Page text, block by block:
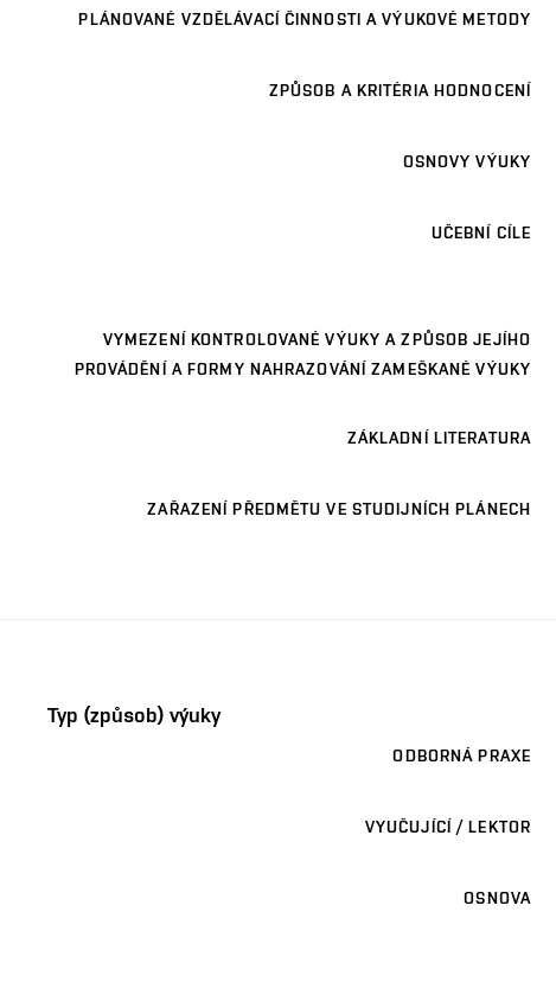
PLÁNOVANÉ VZDĚLÁVACÍ ČINNOSTI A VÝUKOVÉ METODY
ZPŮSOB A KRITÉRIA HODNOCENÍ
OSNOVY VÝUKY
UČEBNÍ CÍLE
VYMEZENÍ KONTROLOVANÉ VÝUKY A ZPŮSOB JEJÍHO
PROVÁDĚNÍ A FORMY NAHRAZOVÁNÍ ZAMEŠKANÉ VÝUKY
ZÁKLADNÍ LITERATURA
ZAŘAZENÍ PŘEDMĚTU VE STUDIJNÍCH PLÁNECH
Typ (způsob) výuky
ODBORNÁ PRAXE
VYUČUJÍCÍ / LEKTOR
OSNOVA